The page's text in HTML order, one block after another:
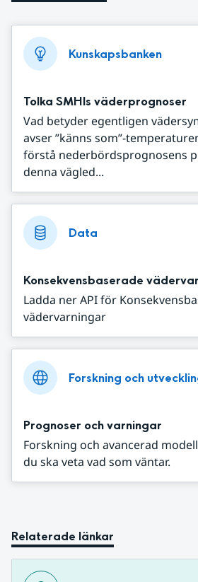
Kunskapsbanken
Tolka SMHIs väderprognoser
Vad betyder egentligen
avser ”känns som”-
förstå nederbördsprognosens
denna vägled...
Data
Konsekvensbaserade
Ladda ner API för
vädervarningar
Forskning och
Prognoser och varningar
Forskning och avancerad
du ska veta vad som väntar.
Relaterade länkar